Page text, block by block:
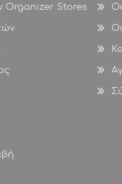
Organizer Stores